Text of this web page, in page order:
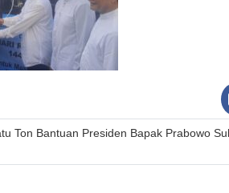
Ton Bantuan Presiden Bapak Prabowo